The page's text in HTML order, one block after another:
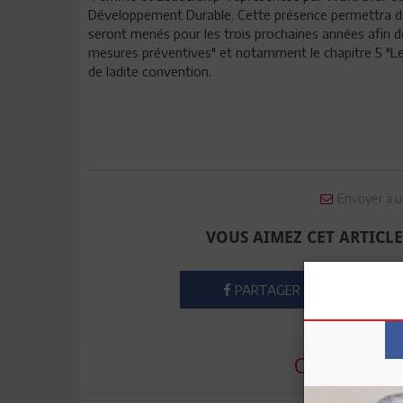
Développement Durable. Cette présence permettra
seront menés pour les trois prochaines années afin
mesures préventives" et notamment le chapitre 5
de ladite convention.
Envoyer à
VOUS AIMEZ CET
PARTAGER